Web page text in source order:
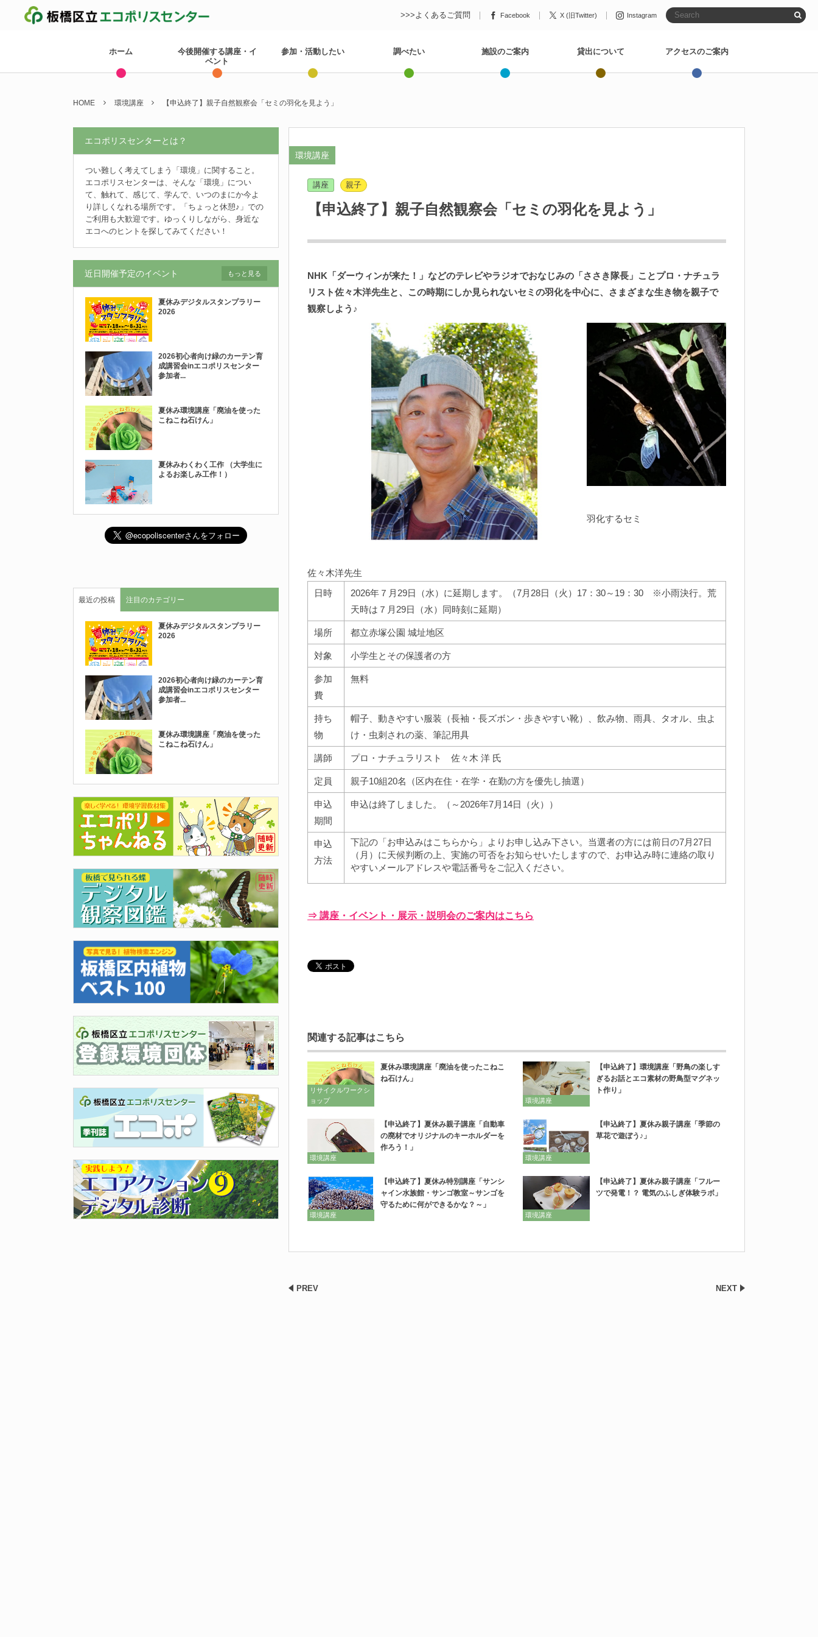
>>>よくあるご質問 Facebook X (旧Twitter) Instagram
ホーム
今後開催する講座・イ
ベント
参加・活動したい 調べたい 施設のご案内 貸出について アクセスのご案内
HOME 環境講座 【申込終了】親子自然観察会「セミの羽化を見よう」
環境講座
講座 親子
【申込終了】親子自然観察会「セミの羽化を見よう」
NHK「ダーウィンが来た！」などのテレビやラジオでおなじみの「ささき隊長」ことプロ・ナチュラ
リスト佐々木洋先生と、この時期にしか見られないセミの羽化を中心に、さまざまな生き物を親子で
観察しよう♪
佐々木洋先生
羽化するセミ
日時
2026年７月29日（水）に延期します。（7月28日（火）17：30～19：30 ※小雨決行。荒
天時は７月29日（水）同時刻に延期）
場所 都立赤塚公園 城址地区
対象 小学生とその保護者の方
参加
費
無料
持ち
物
帽子、動きやすい服装（長袖・長ズボン・歩きやすい靴）、飲み物、雨具、タオル、虫よ
け・虫刺されの薬、筆記用具
講師 プロ・ナチュラリスト 佐々木 洋 氏
定員 親子10組20名（区内在住・在学・在勤の方を優先し抽選）
申込
期間
申込は終了しました。（～2026年7月14日（火））
申込
方法
下記の「お申込みはこちらから」よりお申し込み下さい。当選者の方には前日の7月27日
（月）に天候判断の上、実施の可否をお知らせいたしますので、お申込み時に連絡の取り
やすいメールアドレスや電話番号をご記入ください。
⇒ 講座・イベント・展示・説明会のご案内はこちら
関連する記事はこちら
リサイクルワークシ
ョップ
夏休み環境講座「廃油を使ったこねこ
ね石けん」
環境講座
【申込終了】環境講座「野鳥の楽しす
ぎるお話とエコ素材の野鳥型マグネッ
ト作り」
環境講座
【申込終了】夏休み親子講座「自動車
の廃材でオリジナルのキーホルダーを
作ろう！」
環境講座
【申込終了】夏休み親子講座「季節の
草花で遊ぼう♪」
環境講座
【申込終了】夏休み特別講座「サンシ
ャイン水族館・サンゴ教室～サンゴを
守るために何ができるかな？～」
環境講座
【申込終了】夏休み親子講座「フルー
ツで発電！？ 電気のふしぎ体験ラボ」
PREV NEXT
エコポリスセンターとは？
つい難しく考えてしまう「環境」に関すること。
エコポリスセンターは、そんな「環境」につい
て、触れて、感じて、学んで、いつのまにか今よ
り詳しくなれる場所です。「ちょっと休憩♪」での
ご利用も大歓迎です。ゆっくりしながら、身近な
エコへのヒントを探してみてください！
近日開催予定のイベント
夏休みデジタルスタンプラリー
2026
2026初心者向け緑のカーテン育
成講習会inエコポリスセンター
参加者...
夏休み環境講座「廃油を使った
こねこね石けん」
夏休みわくわく工作 （大学生に
よるお楽しみ工作！）
もっと見る
最近の投稿 注目のカテゴリー
夏休みデジタルスタンプラリー
2026
2026初心者向け緑のカーテン育
成講習会inエコポリスセンター
参加者...
夏休み環境講座「廃油を使った
こねこね石けん」